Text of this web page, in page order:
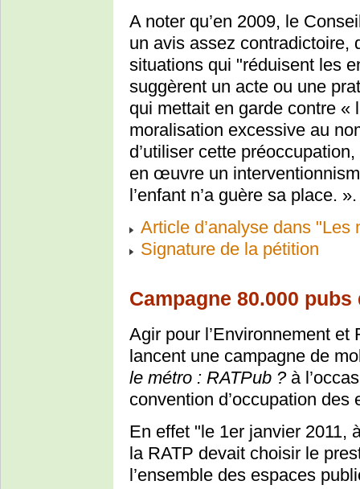
A noter qu’en 2009, le
un avis assez contradictoire,
situations qui "réduisent les
suggèrent un acte ou une
qui mettait en garde contre «
moralisation excessive au
d’utiliser cette
en œuvre un
l’enfant n’a guère sa place.
Article d’analyse dans "Les
Signature de la pétition
Campagne 80.000
Agir pour l’Environnement et
lancent une campagne de
le métro : RATPub ?à
convention d’occupation
En effet "le 1er janvier 2011,
la RATP devait choisir le
l’ensemble des espaces